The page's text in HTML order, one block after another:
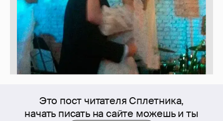
Это пост читателя Сплетника,
начать писать на сайте можешь и ты